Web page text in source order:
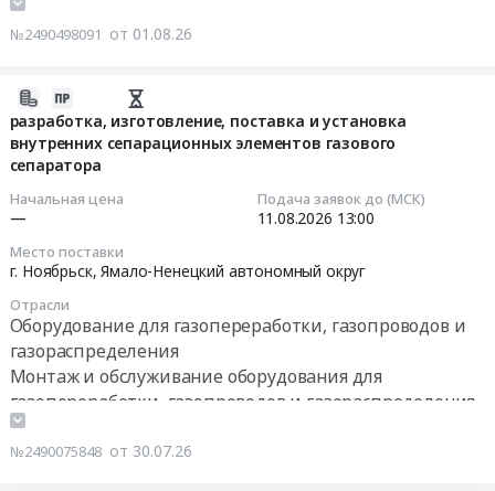
Контрольно-измерительные приборы и автоматика,
монтаж и обслуживание
сигнализации, пожароохранных, контрольно-
пропускных систем и оборудования
№2490498091 от 01.08.26
разработка, изготовление, поставка и установка
внутренних сепарационных элементов газового
сепаратора
Начальная цена
—
Подача заявок до (МСК)
11.08.2026 13:00
Место поставки
г. Ноябрьск,Ямало-Ненецкий автономный округ
Отрасли
Оборудование для газопереработки, газопроводов и
газораспределения
Монтаж и обслуживание оборудования для
газопереработки, газопроводов и газораспределения
№2490075848 от 30.07.26